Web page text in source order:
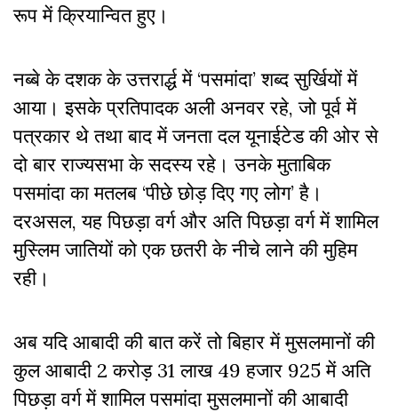
रूप में क्रियान्वित हुए।
नब्बे के दशक के उत्तरार्द्ध में ‘पसमांदा’ शब्द सुर्खियों में
आया। इसके प्रतिपादक अली अनवर रहे, जो पूर्व में
पत्रकार थे तथा बाद में जनता दल यूनाईटेड की ओर से
दो बार राज्यसभा के सदस्य रहे। उनके मुताबिक
पसमांदा का मतलब ‘पीछे छोड़ दिए गए लोग’ है।
दरअसल, यह पिछड़ा वर्ग और अति पिछड़ा वर्ग में शामिल
मुस्लिम जातियों को एक छतरी के नीचे लाने की मुहिम
रही।
अब यदि आबादी की बात करें तो बिहार में मुसलमानों की
कुल आबादी 2 करोड़ 31 लाख 49 हजार 925 में अति
पिछड़ा वर्ग में शामिल पसमांदा मुसलमानों की आबादी